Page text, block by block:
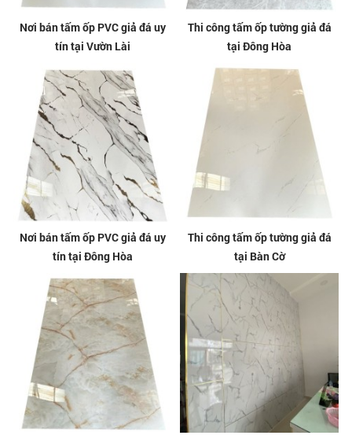
Nơi bán tấm ốp PVC giả đá uy
tín tại Vườn Lài
Thi công tấm ốp tường giả đá
tại Đông Hòa
Nơi bán tấm ốp PVC giả đá uy
tín tại Đông Hòa
Thi công tấm ốp tường giả đá
tại Bàn Cờ